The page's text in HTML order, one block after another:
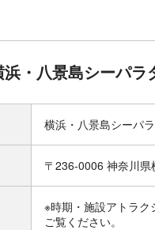
浜・八景島シーパラ
横浜・八景島シーパ
〒236-0006 神奈川
※時期・施設アトラク
ご覧ください。